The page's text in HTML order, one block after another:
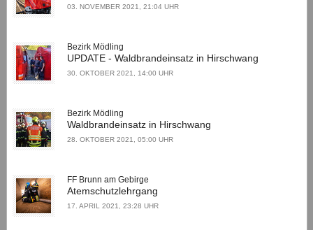
03. NOVEMBER 2021, 21:04 UHR
Bezirk Mödling
UPDATE - Waldbrandeinsatz in Hirschwang
30. OKTOBER 2021, 14:00 UHR
Bezirk Mödling
Waldbrandeinsatz in Hirschwang
28. OKTOBER 2021, 05:00 UHR
FF Brunn am Gebirge
Atemschutzlehrgang
17. APRIL 2021, 23:28 UHR